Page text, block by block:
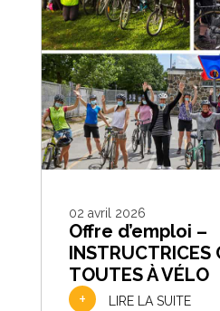
02 avril 2026
Offre d’emploi –
INSTRUCTRICES
TOUTES À VÉLO
+
LIRE LA SUITE